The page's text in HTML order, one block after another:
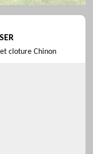
cloture Chinon